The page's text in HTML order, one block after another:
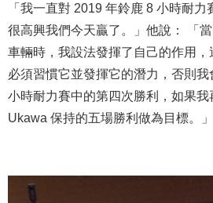
「我一直對 2019 年鈴鹿 8 小時耐
很高興我們今天贏了。」他說： 「
車輛時，我設法發揮了自己的作用
必須習慣它並發揮它的潛力，否則
小時耐力賽中的第四次勝利，如果我
Ukawa 保持的五場勝利做為目標。」